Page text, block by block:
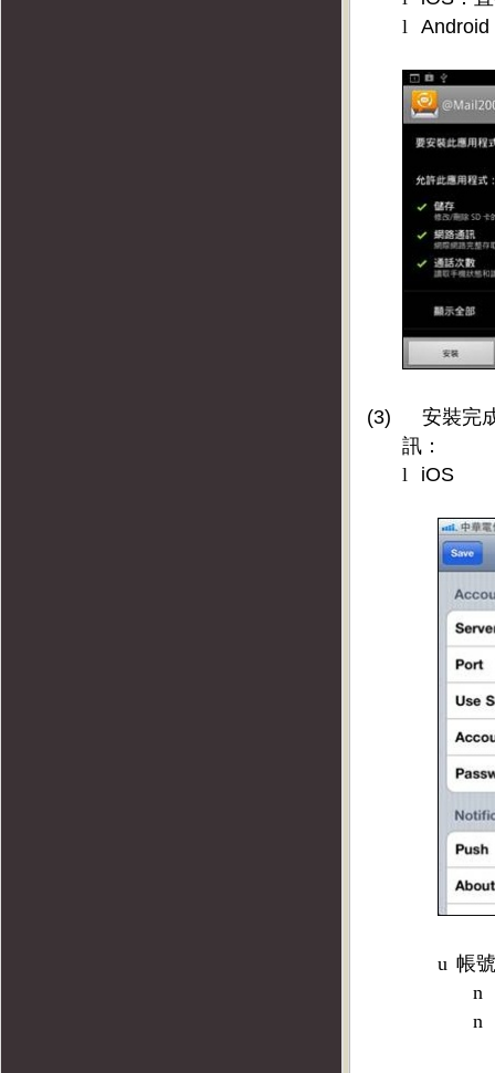
l Android
(3)
安裝完
訊：
l
iOS
u 帳
n
n